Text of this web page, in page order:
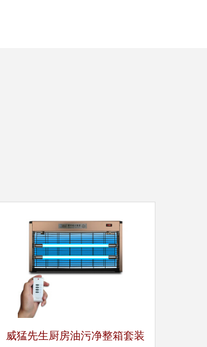
威猛先生厨房油污净整箱套装